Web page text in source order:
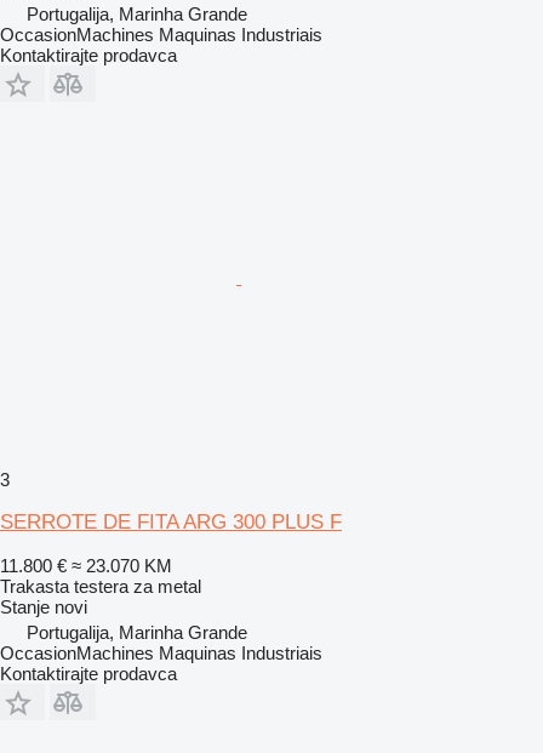
Portugalija, Marinha Grande
OccasionMachines Maquinas Industriais
Kontaktirajte prodavca
3
SERROTE DE FITA ARG 300 PLUS F
11.800 € ≈ 23.070 KM
Trakasta testera za metal
Stanje novi
Portugalija, Marinha Grande
OccasionMachines Maquinas Industriais
Kontaktirajte prodavca